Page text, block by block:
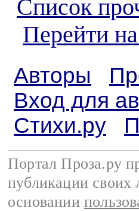
Список
Перейти
Авторы
Вход для
Стихи.ру
Портал Проза.ру
публикации своих
основании